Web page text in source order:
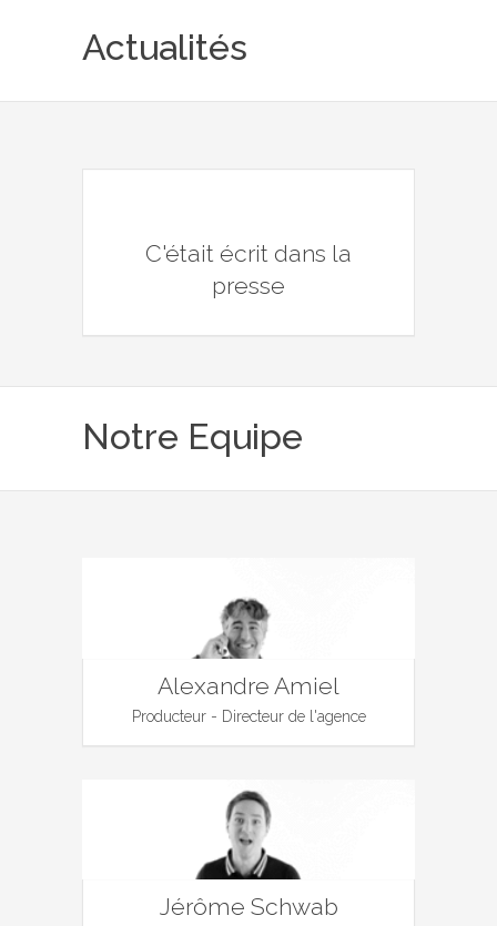
Actualités
C'était écrit dans la
presse
Notre Equipe
Alexandre Amiel
Producteur - Directeur de l'agence
Jérôme Schwab